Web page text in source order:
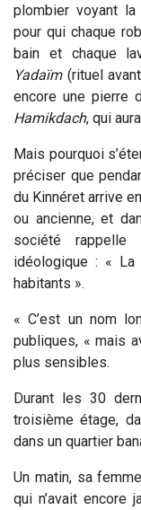
plombier voyant
pour qui chaque
bain et chaque
Yadaïm(rituel
encore une pierre
Hamikdach, qui
Mais pourquoi
préciser que
du Kinnéret arrive
ou ancienne, et
société
idéologique : « La
habitants ».
« C’est un nom
publiques, « mais
plus sensibles.
Durant les 30
troisième étage,
dans un quartier
Un matin, sa
qui n’avait encore